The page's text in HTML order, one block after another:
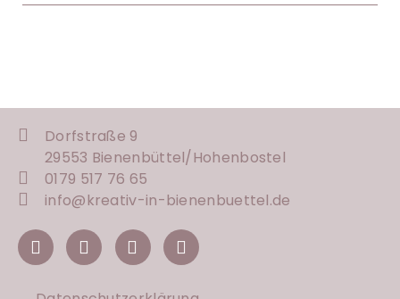
Dorfstraße 9
29553 Bienenbüttel/Hohenbostel
0179 517 76 65
info@kreativ-in-bienenbuettel.de